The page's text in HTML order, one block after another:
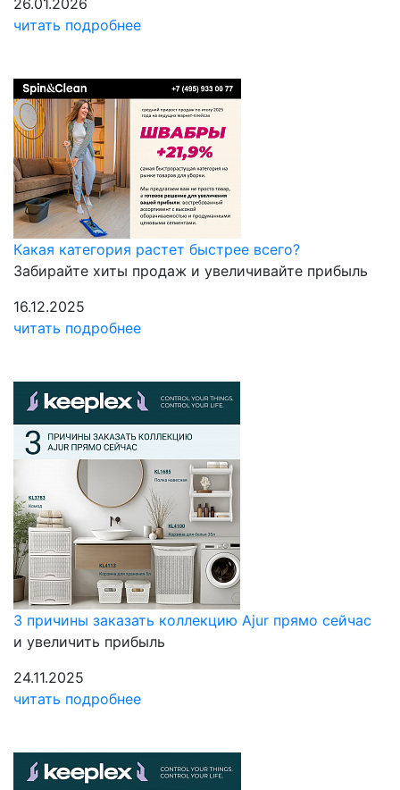
26.01.2026
читать подробнее
Какая категория растет быстрее всего?
Забирайте хиты продаж и увеличивайте прибыль
16.12.2025
читать подробнее
3 причины заказать коллекцию Ajur прямо сейчас
и увеличить прибыль
24.11.2025
читать подробнее